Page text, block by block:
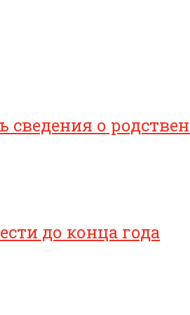
о
до конца года